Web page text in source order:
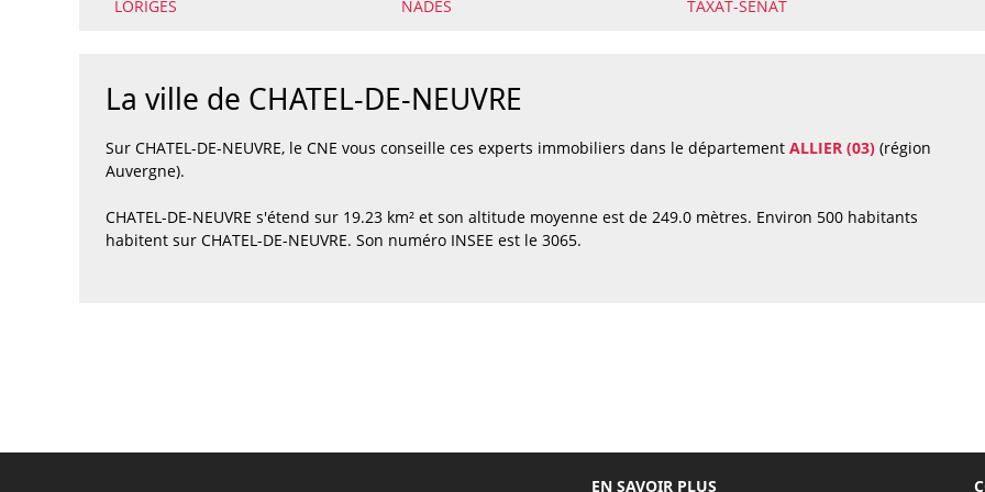
LORIGES
NADES TAXAT-SENAT
La ville de CHATEL-DE-NEUVRE
Sur CHATEL-DE-NEUVRE, le CNE vous conseille ces experts immobiliers dans le département ALLIER (03) (région
Auvergne).
CHATEL-DE-NEUVRE s'étend sur 19.23 km² et son altitude moyenne est de 249.0 mètres. Environ 500 habitants
habitent sur CHATEL-DE-NEUVRE. Son numéro INSEE est le 3065.
EN SAVOIR PLUS